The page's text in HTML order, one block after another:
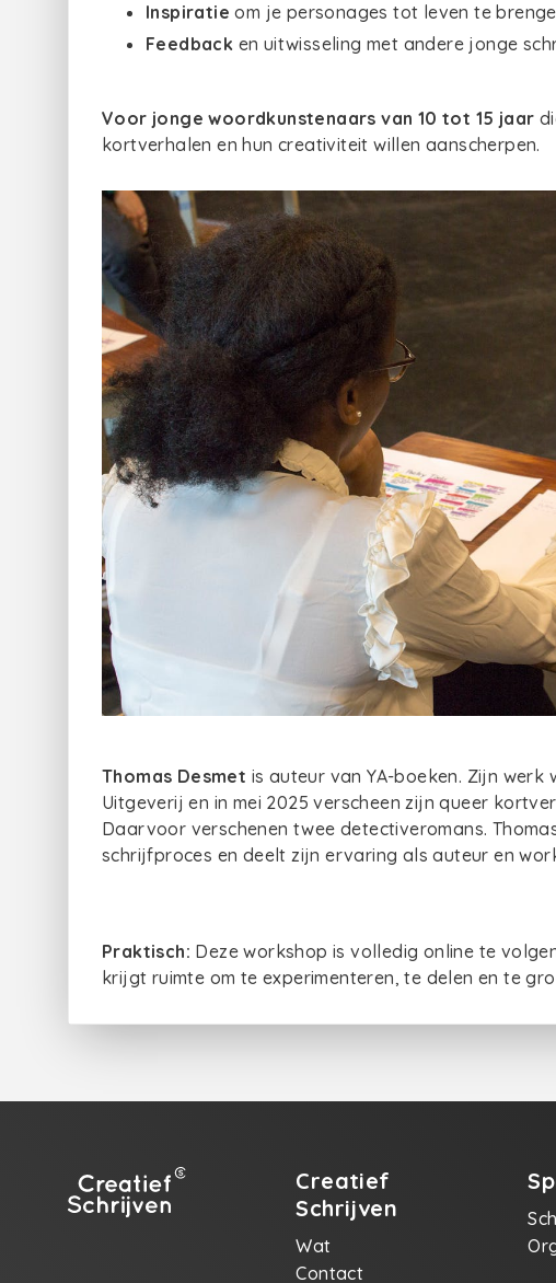
Inspiratie om je personages tot leven te
Feedback en uitwisseling met andere jonge
Voor jonge woordkunstenaars van 10 tot 15 jaar
kortverhalen en hun creativiteit willen aanscherpen.
Thomas Desmet is auteur van YA-boeken. Zijn
Uitgeverij en in mei 2025 verscheen zijn queer
Daarvoor verschenen twee detectiveromans.
schrijfproces en deelt zijn ervaring als auteur en
Praktisch: Deze workshop is volledig online te
krijgt ruimte om te experimenteren, te delen en te
Creatief
Schrijven
Wat
Contact